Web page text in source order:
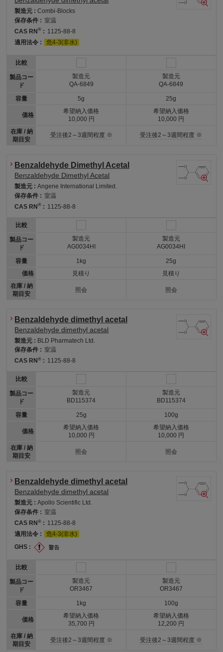
製造元 :Combi-Blocks
保存条件 : 室温
CAS RN® : 1125-88-8
適用法令 :
危4-3(非水)
比較
製品コー
ド
容量
価格
在庫 / 納
期目安
製造元
QA-6849
5g
希望納入価格
10,000 円
受注後2～3週間程度 ※
製造元
QA-6849
25g
希望納入価格
10,000 円
受注後2～3週間程度 ※
Benzaldehyde Dimethyl Acetal
Benzaldehyde Dimethyl Acetal
製造元 :Angene International Limited.
保存条件 : 室温
CAS RN® : 1125-88-8
比較
製品コー
ド
容量
価格
在庫 / 納
期目安
製造元
AG0034HI
1kg
見積り
照会
製造元
AG0034HI
25g
見積り
照会
Benzaldehyde dimethyl acetal
Benzaldehyde dimethyl acetal
製造元 : BLD Pharmatech Ltd.
保存条件 : 室温
CAS RN® : 1125-88-8
比較
製品コー
ド
容量
価格
在庫 / 納
期目安
製造元
BD115374
25g
希望納入価格
10,000 円
照会
製造元
BD115374
100g
希望納入価格
10,000 円
照会
Benzaldehyde dimethyl acetal
Benzaldehyde dimethyl acetal
製造元 :Apollo Scientific Ltd.
保存条件 : 室温
CAS RN® : 1125-88-8
適用法令 :
危4-3(非水)
GHS :
比較
製品コー
ド
容量
価格
在庫 / 納
期目安
製造元
OR3467
1kg
希望納入価格
35,700 円
受注後2～3週間程度 ※
製造元
OR3467
100g
希望納入価格
12,200 円
受注後2～3週間程度 ※